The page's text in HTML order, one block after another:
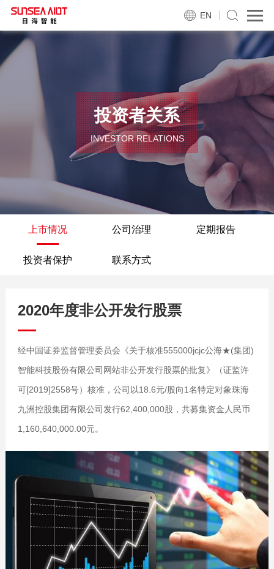
EN
投资者关系
INVESTOR RELATIONS
上市情况 公司治理 定期报告
投资者保护 联系方式
2020年度非公开发行股票
经中国证券监督管理委员会《关于核准555000jcjc公海★(集团)
智能科技股份有限公司网站非公开发行股票的批复》（证监许
可[2019]2558号）核准，公司以18.6元/股向1名特定对象珠海
九洲控股集团有限公司发行62,400,000股，共募集资金人民币
1,160,640,000.00元。